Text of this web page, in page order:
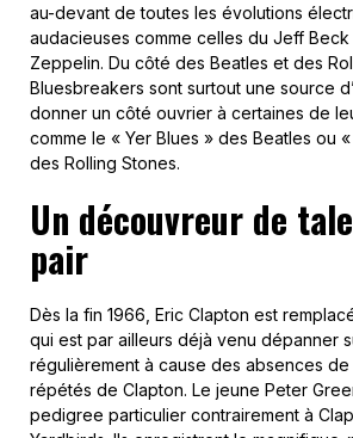
au-devant de toutes les évolutions
audacieuses comme celles du Jeff
Zeppelin. Du côté des Beatles et des
Bluesbreakers sont surtout une source
donner un côté ouvrier à certaines de
comme le « Yer Blues » des Beatles ou
des Rolling Stones.
Un découvreur de
pair
Dès la fin 1966, Eric Clapton est
qui est par ailleurs déjà venu dépanner
régulièrement à cause des absences de
répétés de Clapton. Le jeune Peter
pedigree particulier contrairement à